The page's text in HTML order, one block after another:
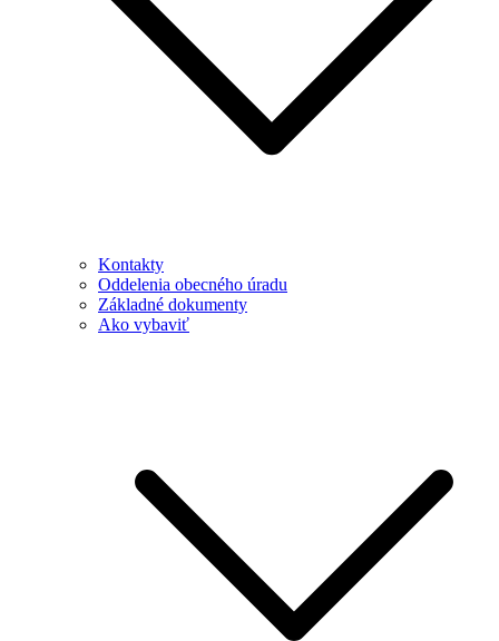
Kontakty
Oddelenia obecného úradu
Základné dokumenty
Ako vybaviť